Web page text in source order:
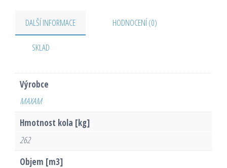
DALŠÍ INFORMACE HODNOCENÍ (0)
SKLAD
Výrobce
MAXAM
Hmotnost kola [kg]
262
Objem [m3]